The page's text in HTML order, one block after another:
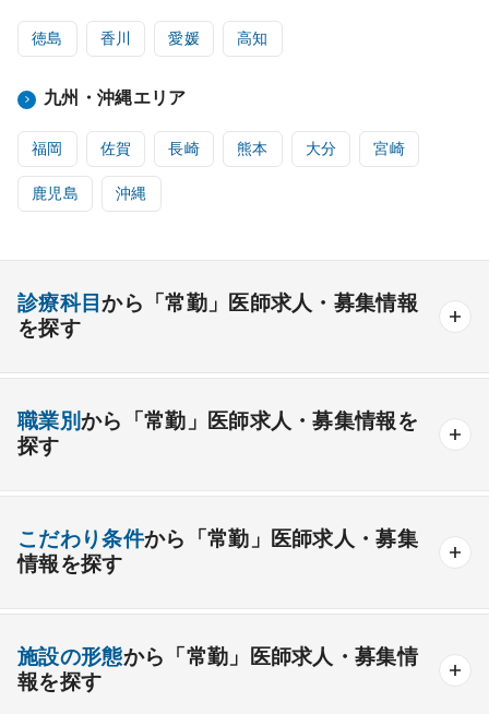
徳島 香川 愛媛 高知
九州・沖縄エリア
福岡 佐賀 長崎 熊本 大分 宮崎
鹿児島 沖縄
診療科目から「常勤」医師求人・募集情報
を探す
内科系
一般内科 呼吸器内科 消化器内科 循環器内科
老人内科 リウマチ内科 総合診療科
消化器外科
職業別から「常勤」医師求人・募集情報を
探す
こだわり条件から「常勤」医師求人・募集
情報を探す
開業支援あり
施設の形態から「常勤」医師求人・募集情
報を探す